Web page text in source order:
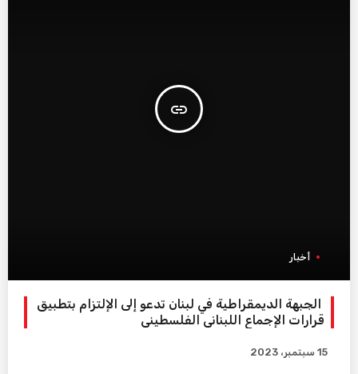
insert_link
أخبار
الجبهة الديمقراطية في لبنان تدعو إلى الإلتزام بتطبيق
قرارات الإجماع اللبناني الفلسطيني
15 سبتمبر، 2023